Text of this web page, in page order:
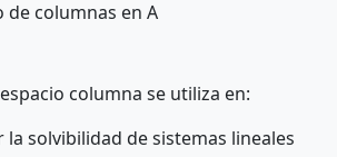
de columnas en A
columna se utiliza en:
la solvibilidad de sistemas lineales